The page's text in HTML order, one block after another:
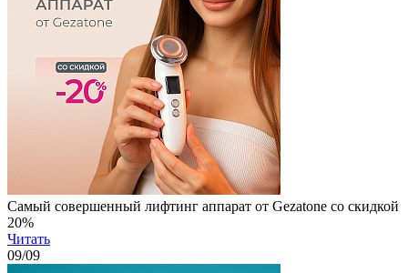
Самый совершенный лифтинг аппарат от Gezatone со скидкой
20%
Читать
09/09